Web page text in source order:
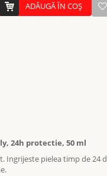
ADĂUGĂ ÎN COŞ
24h protectie, 50 ml
pielea timp de 24